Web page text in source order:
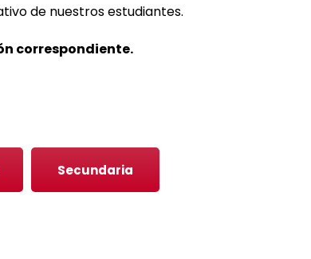
de nuestros estudiantes.
correspondiente.
Secundaria